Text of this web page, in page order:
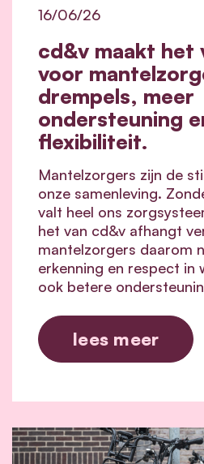
cd&v maakt het
voor
drempels, meer
ondersteuning
flexibiliteit.
16/06/26
Mantelzorgers zijn de
onze samenleving.
valt heel ons
het van cd&v afhangt
mantelzorgers daarom
erkenning en respect in
ook betere
lees meer